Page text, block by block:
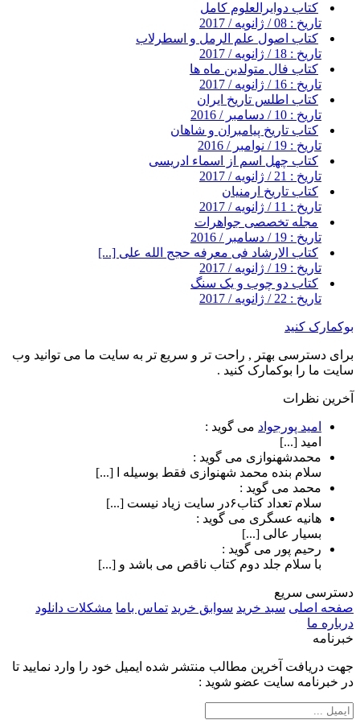
کتاب دوایرالعلوم کامل
تاریخ : 08 / ژانویه / 2017
کتاب اصول علم الرمل و اسطرلاب
تاریخ : 18 / ژانویه / 2017
کتاب فال متولدین ماه ها
تاریخ : 16 / ژانویه / 2017
کتاب اطلس تاریخ ایران
تاریخ : 10 / دسامبر / 2016
کتاب تاریخ پیامبران و شاهان
تاریخ : 19 / نوامبر / 2016
کتاب چهل اسم از اسماء ادریسی
تاریخ : 21 / ژانویه / 2017
کتاب تاریخ ارمنیان
تاریخ : 11 / ژانویه / 2017
مجله تخصصی جواهرات
تاریخ : 19 / دسامبر / 2016
کتاب الارشاد فی معرفه حجج الله علی [...]
تاریخ : 19 / ژانویه / 2017
کتاب دو چوب و یک سنگ
تاریخ : 22 / ژانویه / 2017
بوکمارک کنید
برای دسترسی بهتر , راحت تر و سریع تر به سایت ما می توانید وب
سایت ما را بوکمارک کنید .
آخرین نظرات
امید پورجواد می گوید :
امید [...]
محمدشهنوازی می گوید :
سلام بنده محمد شهنوازی فقط بوسیله ا [...]
محمد می گوید :
سلام تعداد کتاب۶در سایت زیاد نیست [...]
هانیه عسگری می گوید :
بسیار عالی [...]
رحیم پور می گوید :
با سلام جلد دوم کتاب ناقص می باشد و [...]
دسترسی سریع
صفحه اصلی سبد خرید سوابق خرید تماس باما مشکلات دانلود
درباره ما
خبرنامه
جهت دریافت آخرین مطالب منتشر شده ایمیل خود را وارد نمایید تا
در خبرنامه سایت عضو شوید :